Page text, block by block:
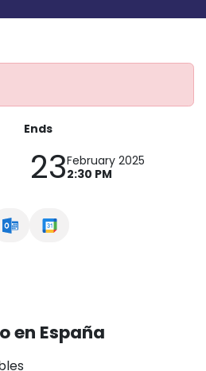
Ends
23February 2025
2:30 PM
en España